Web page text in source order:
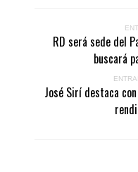
RD será sede del
buscará
José Sirí destaca